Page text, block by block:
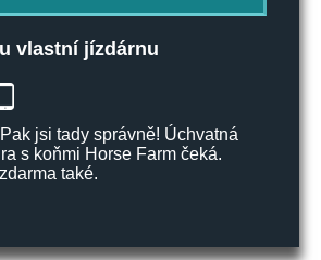
vlastní jízdárnu
jsi tady správně! Úchvatná
s koňmi Horse Farm čeká.
také.